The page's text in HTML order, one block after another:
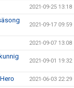
2021-09-25 13:18
2021-09-17 09:59
2021-09-07 13:08
2021-09-01 19:32
2021-06-03 22:29